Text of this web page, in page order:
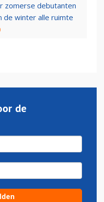
zomerse debutanten
de winter alle ruimte
de